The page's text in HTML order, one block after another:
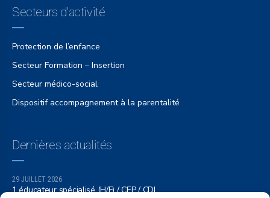
Secteurs d'activité
Protection de l’enfance
Secteur Formation – Insertion
Secteur médico-social
Dispositif accompagnement à la parentalité
Dernières actualités
29 JUILLET 2026
1 éducateur spécialisé (H/F) / CEP / CDI